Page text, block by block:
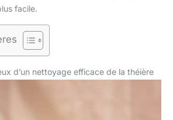
facile.
d’un nettoyage efficace de la théière